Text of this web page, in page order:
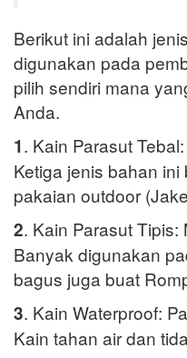
Berikut ini adalah
digunakan pada
pilih sendiri mana
Anda.
1. Kain Parasut
Ketiga jenis bahan
pakaian outdoor
2. Kain Parasut Tipis:
Banyak digunakan
bagus juga buat
3. Kain Waterproof:
Kain tahan air dan